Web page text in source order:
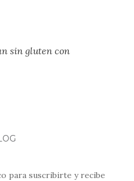
sin gluten con
para suscribirte y recibe